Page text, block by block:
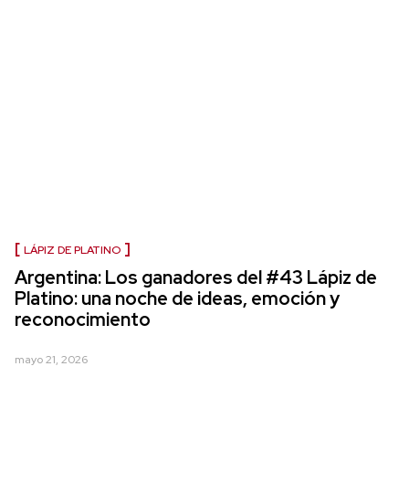
LÁPIZ DE PLATINO
Argentina: Los ganadores del #43 Lápiz de
Platino: una noche de ideas, emoción y
reconocimiento
mayo 21, 2026